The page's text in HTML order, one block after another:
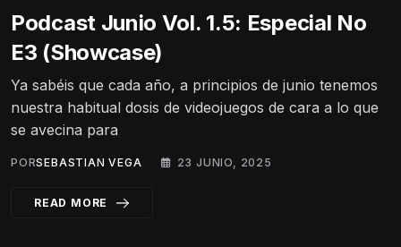
Podcast Junio Vol. 1.5: Especial No
E3 (Showcase)
Ya sabéis que cada año, a principios de junio tenemos
nuestra habitual dosis de videojuegos de cara a lo que
se avecina para
PORSEBASTIAN VEGA 23 JUNIO, 2025
READ MORE